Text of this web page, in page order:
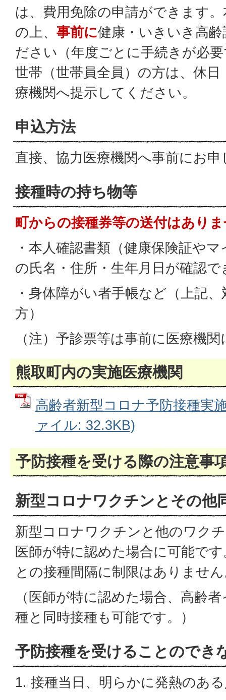
は、費用免除の申請ができます
の上、 事前に健康・いきいき高
ださい（年度ごとに手続きが必
世帯（世帯員全員）の方は、休
療機関へ提示してください。
申込方法
直接、協力医療機関へ事前にお
接種時の持ち物等
町からの接種券等の送付はあり
・本人確認書類（健康保険証や
の氏名・住所・生年月日が確認
・身体障がい者手帳など（上記
方）
（注）予診票等は事前に医療機
熊取町内の実施医療機関
高齢者新型コロナ予防接種実
ァイル: 32.3KB)
予防接種を受ける際の注意事
新型コロナワクチンとその他
新型コロナワクチンと他のワク
医師が特に認めた場合に可能で
との接種間隔に制限はありませ
（医師が特に認めた場合、高齢
種と同時接種も可能です。）
予防接種を受けることのでき
1. 接種当日、明らかに発熱のあ